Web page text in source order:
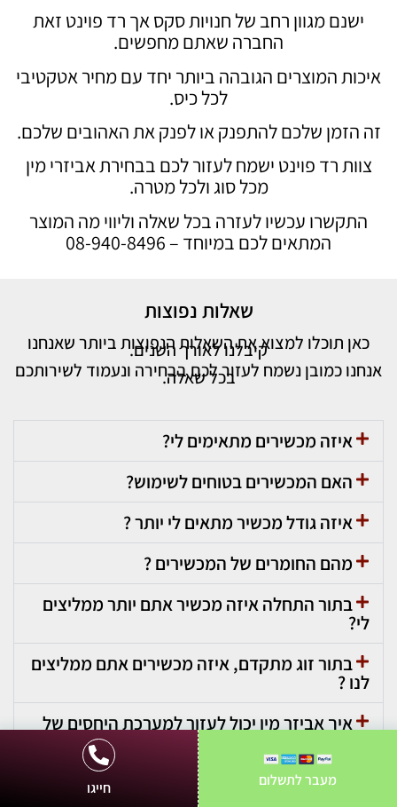
ישנם מגוון רחב של חנויות סקס אך רד פוינט זאת
החברה שאתם מחפשים.
איכות המוצרים הגובהה ביותר יחד עם מחיר אטקטיבי
לכל כיס.
זה הזמן שלכם להתפנק או לפנק את האהובים שלכם.
צוות רד פוינט ישמח לעזור לכם בבחירת אביזרי מין
מכל סוג ולכל מטרה.
התקשרו עכשיו לעזרה בכל שאלה וליווי מה המוצר
המתאים לכם במיוחד – 08-940-8496
שאלות נפוצות
כאן תוכלו למצוא את השאלות הנפוצות ביותר שאנחנו
קיבלנו לאורך השנים.
אנחנו כמובן נשמח לעזור לכם בבחירה ונעמוד לשירותכם
בכל שאלה.
איזה מכשירים מתאימים לי?
האם המכשירים בטוחים לשימוש?
איזה גודל מכשיר מתאים לי יותר ?
מהם החומרים של המכשירים ?
בתור התחלה איזה מכשיר אתם יותר ממליצים
לי?
בתור זוג מתקדם, איזה מכשירים אתם ממליצים
לנו ?
איך אביזר מין יכול לעזור למערכת היחסים של
הבחירה קשה, איך בוחרים דווקא את המוצר
מעבר לתשלום חייגו